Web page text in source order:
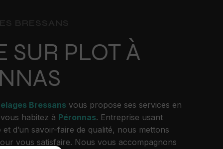
BRESSANS
SUR PLOT À
Bressans vous propose ses services en
habitez à Péronnas. Entreprise usant
et d’un savoir-faire de qualité, nous mettons
vous satisfaire. Nous vous accompagnons